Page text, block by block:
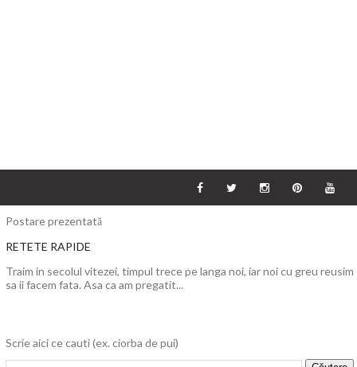
Postare prezentată
RETETE RAPIDE
Traim in secolul vitezei, timpul trece pe langa noi, iar noi cu greu reusim
sa ii facem fata. Asa ca am pregatit...
Scrie aici ce cauti (ex. ciorba de pui)